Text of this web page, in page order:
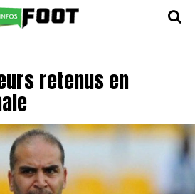
retenus en